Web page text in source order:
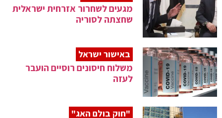
מגעים לשחרור אזרחית ישראלית
שחצתה לסוריה
באישור ישראל
משלוח חיסונים רוסיים הועבר
לעזה
"חוק בולם האג"